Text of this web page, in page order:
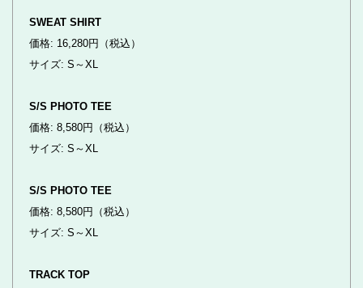
SWEAT SHIRT
価格: 16,280円（税込）
サイズ: S～XL
S/S PHOTO TEE
価格: 8,580円（税込）
サイズ: S～XL
S/S PHOTO TEE
価格: 8,580円（税込）
サイズ: S～XL
TRACK TOP